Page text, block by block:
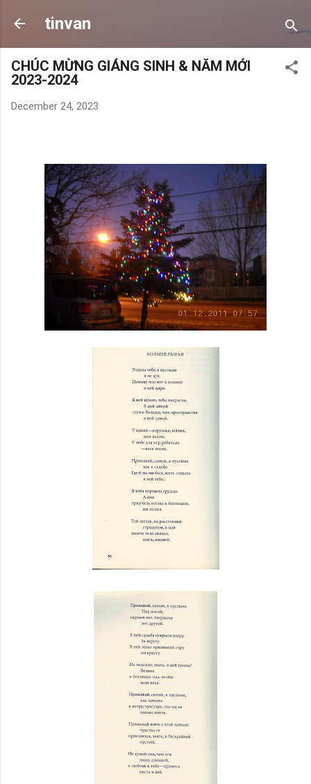
tinvan
CHÚC MỪNG GIÁNG SINH & NĂM MỚI
2023-2024
December 24, 2023